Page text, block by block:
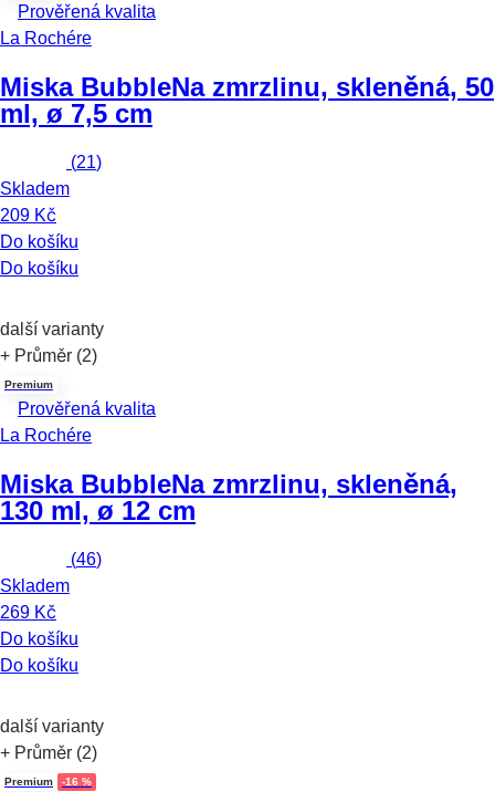
Prověřená kvalita
La Rochére
Miska BubbleNa zmrzlinu, skleněná, 50
ml, ø 7,5 cm
(21)
Skladem
209 Kč
Do košíku
Do košíku
další varianty
+ Průměr (2)
Premium
Prověřená kvalita
La Rochére
Miska BubbleNa zmrzlinu, skleněná,
130 ml, ø 12 cm
(46)
Skladem
269 Kč
Do košíku
Do košíku
další varianty
+ Průměr (2)
Premium -16 %